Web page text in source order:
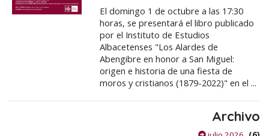
El domingo 1 de octubre a las 17:30
horas, se presentará el libro publicado
por el Instituto de Estudios
Albacetenses "Los Alardes de
Abengibre en honor a San Miguel:
origen e historia de una fiesta de
moros y cristianos (1879-2022)" en el ...
Archivo